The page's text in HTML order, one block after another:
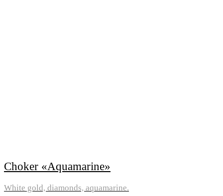
Choker «Aquamarine»
White gold, diamonds, aquamarine.